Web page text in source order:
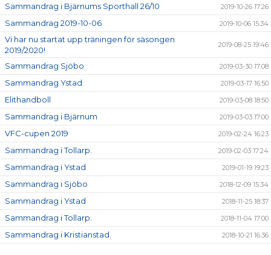
Sammandrag i Bjärnums Sporthall 26/10 2019-10-26 17:26
Sammandrag 2019-10-06 2019-10-06 15:34
Vi har nu startat upp träningen för säsongen
2019/2020!
2019-08-25 19:46
Sammandrag Sjöbo 2019-03-30 17:08
Sammandrag Ystad 2019-03-17 16:50
Elithandboll 2019-03-08 18:50
Sammandrag i Bjärnum 2019-03-03 17:00
VFC-cupen 2019 2019-02-24 16:23
Sammandrag i Tollarp. 2019-02-03 17:24
Sammandrag i Ystad 2019-01-19 19:23
Sammandrag i Sjöbo 2018-12-09 15:34
Sammandrag i Ystad 2018-11-25 18:37
Sammandrag i Tollarp. 2018-11-04 17:00
Sammandrag i Kristianstad. 2018-10-21 16:36